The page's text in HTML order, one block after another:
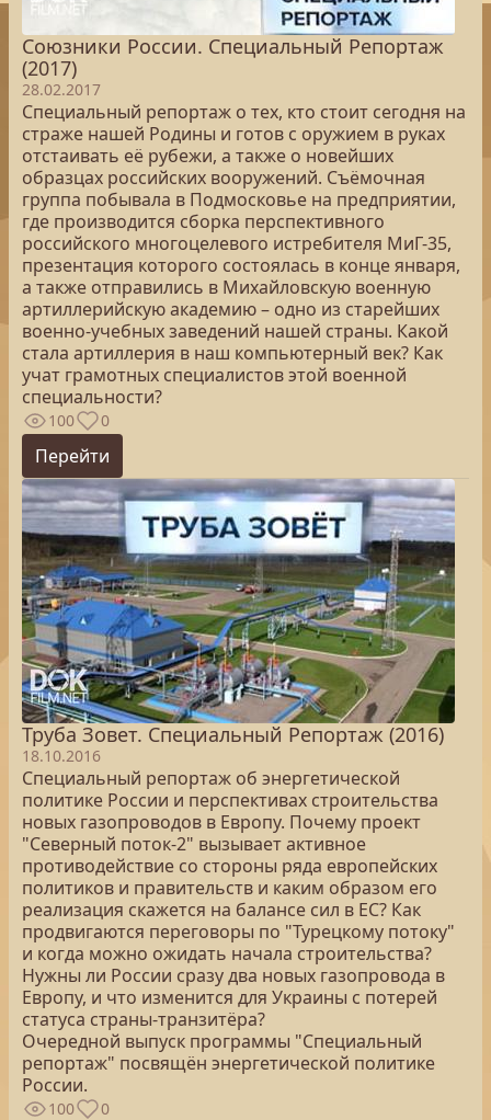
Союзники России. Специальный Репортаж
(2017)
28.02.2017
Специальный репортаж о тех, кто стоит сегодня на
страже нашей Родины и готов с оружием в руках
отстаивать её рубежи, а также о новейших
образцах российских вооружений. Съёмочная
группа побывала в Подмосковье на предприятии,
где производится сборка перспективного
российского многоцелевого истребителя МиГ-35,
презентация которого состоялась в конце января,
а также отправились в Михайловскую военную
артиллерийскую академию – одно из старейших
военно-учебных заведений нашей страны. Какой
стала артиллерия в наш компьютерный век? Как
учат грамотных специалистов этой военной
специальности?
100 0
Перейти
Труба Зовет. Специальный Репортаж (2016)
18.10.2016
Специальный репортаж об энергетической
политике России и перспективах строительства
новых газопроводов в Европу. Почему проект
"Северный поток-2" вызывает активное
противодействие со стороны ряда европейских
политиков и правительств и каким образом его
реализация скажется на балансе сил в ЕС? Как
продвигаются переговоры по "Турецкому потоку"
и когда можно ожидать начала строительства?
Нужны ли России сразу два новых газопровода в
Европу, и что изменится для Украины с потерей
статуса страны-транзитёра?
Очередной выпуск программы "Специальный
репортаж" посвящён энергетической политике
России.
100 0